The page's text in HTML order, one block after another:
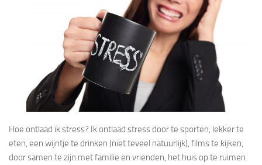
Hoe ontlaad ik stress? Ik ontlaad stress door te sporten, lekker te
eten, een wijntje te drinken (niet teveel natuurlijk), films te kijken,
door samen te zijn met familie en vrienden, het huis op te ruimen